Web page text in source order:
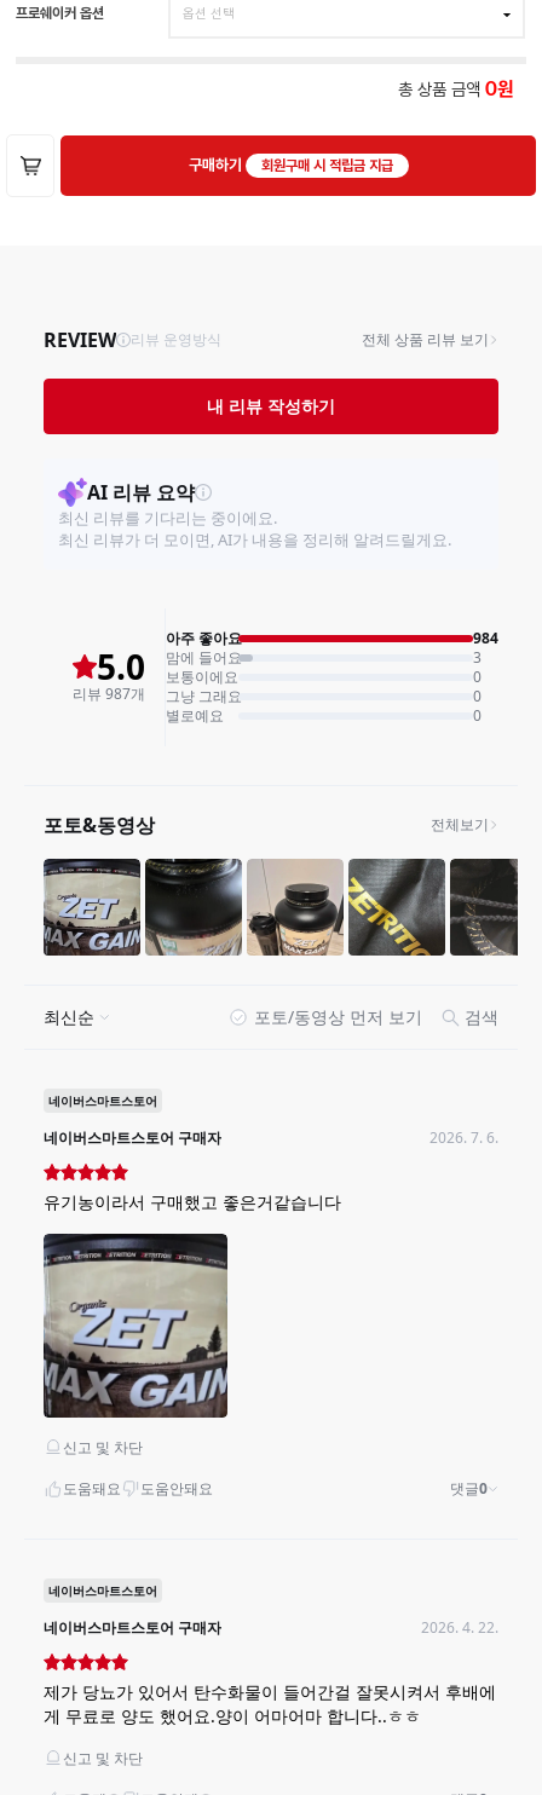
프로쉐이커 옵션
총 상품 금액 0
구매하기 회원구매 시 적립금 지급